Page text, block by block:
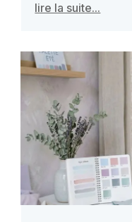
lire la suite...